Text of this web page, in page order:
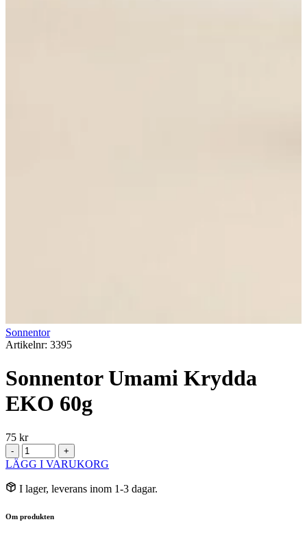
Sonnentor
Artikelnr: 3395
Sonnentor Umami Krydda
EKO 60g
75 kr
-
Sonnentor
Umami
EKO
60g
+
LÄGG I VARUKORG
I lager, leverans inom 1-3 dagar.
Om produkten